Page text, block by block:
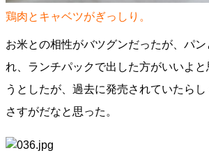
鶏肉とキャベツがぎっしり。
お米との相性がバツグンだったが、パン
れ、ランチパックで出した方がいいよ
うとしたが、過去に発売されていたらし
さすがだなと思った。